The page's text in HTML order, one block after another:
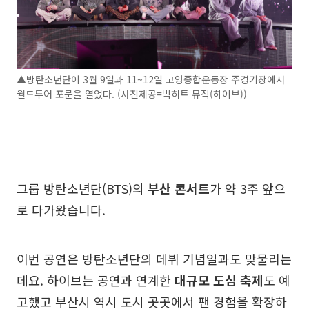
▲방탄소년단이 3월 9일과 11~12일 고양종합운동장 주경기장에서
월드투어 포문을 열었다. (사진제공=빅히트 뮤직(하이브))
그룹 방탄소년단(BTS)의 부산 콘서트가 약 3주 앞으
로 다가왔습니다.
이번 공연은 방탄소년단의 데뷔 기념일과도 맞물리는
데요. 하이브는 공연과 연계한 대규모 도심 축제도 예
고했고 부산시 역시 도시 곳곳에서 팬 경험을 확장하